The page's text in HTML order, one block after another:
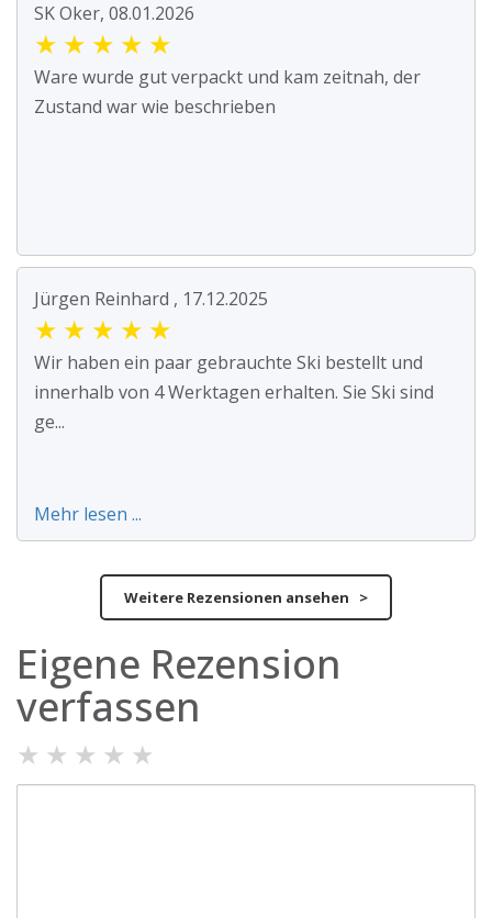
SK Oker, 08.01.2026
★ ★ ★ ★ ★
Ware wurde gut verpackt und kam zeitnah, der
Zustand war wie beschrieben
Jürgen Reinhard , 17.12.2025
★ ★ ★ ★ ★
Wir haben ein paar gebrauchte Ski bestellt und
innerhalb von 4 Werktagen erhalten. Sie Ski sind
ge...
Mehr lesen ...
Weitere Rezensionen ansehen >
Eigene Rezension
verfassen
★ ★ ★ ★ ★